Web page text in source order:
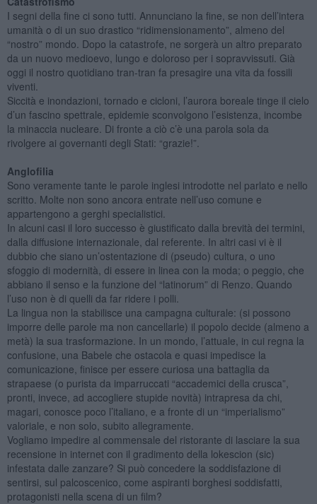
I segni della fine ci sono tutti. Annunciano la fine, se non dell’intera
umanità o di un suo drastico “ridimensionamento”, almeno del
“nostro” mondo. Dopo la catastrofe, ne sorgerà un altro preparato
da un nuovo medioevo, lungo e doloroso per i sopravvissuti. Già
oggi il nostro quotidiano tran-tran fa presagire una vita da fossili
viventi.
Siccità e inondazioni, tornado e cicloni, l’aurora boreale tinge il cielo
d’un fascino spettrale, epidemie sconvolgono l’esistenza, incombe
la minaccia nucleare. Di fronte a ciò c’è una parola sola da
rivolgere ai governanti degli Stati: “grazie!”.
Anglofilia
Sono veramente tante le parole inglesi introdotte nel parlato e nello
scritto. Molte non sono ancora entrate nell’uso comune e
appartengono a gerghi specialistici.
In alcuni casi il loro successo è giustificato dalla brevità dei termini,
dalla diffusione internazionale, dal referente. In altri casi vi è il
dubbio che siano un’ostentazione di (pseudo) cultura, o uno
sfoggio di modernità, di essere in linea con la moda; o peggio, che
abbiano il senso e la funzione del “latinorum” di Renzo. Quando
l’uso non è di quelli da far ridere i polli.
La lingua non la stabilisce una campagna culturale: (si possono
imporre delle parole ma non cancellarle) il popolo decide (almeno a
metà) la sua trasformazione. In un mondo, l’attuale, in cui regna la
confusione, una Babele che ostacola e quasi impedisce la
comunicazione, finisce per essere curiosa una battaglia da
strapaese (o purista da imparruccati “accademici della crusca”,
pronti, invece, ad accogliere stupide novità) intrapresa da chi,
magari, conosce poco l’italiano, e a fronte di un “imperialismo”
valoriale, e non solo, subito allegramente.
Vogliamo impedire al commensale del ristorante di lasciare la sua
recensione in internet con il gradimento della lokescion (sic)
infestata dalle zanzare? Si può concedere la soddisfazione di
sentirsi, sul palcoscenico, come aspiranti borghesi soddisfatti,
protagonisti nella scena di un film?